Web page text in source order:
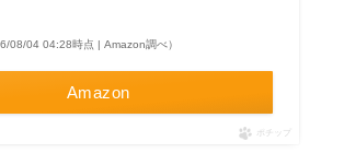
08/04 04:28時点 | Amazon調べ）
Amazon
ポチップ